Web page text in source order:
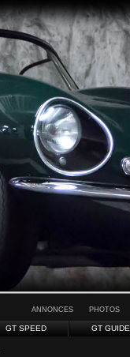
ANNONCES PHOTOS
GT SPEED GT GUIDE